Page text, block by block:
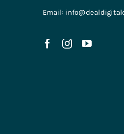
Email: